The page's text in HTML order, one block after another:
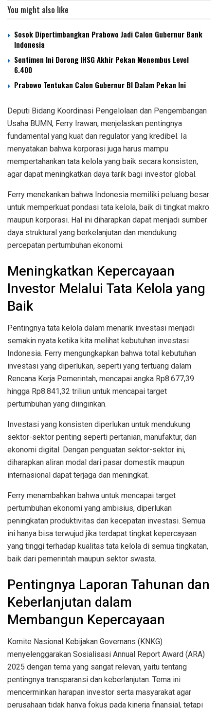
You might also like
Sosok Dipertimbangkan Prabowo Jadi Calon Gubernur Bank
Indonesia
Sentimen Ini Dorong IHSG Akhir Pekan Menembus Level
6.400
Prabowo Tentukan Calon Gubernur BI Dalam Pekan Ini
Deputi Bidang Koordinasi Pengelolaan dan Pengembangan
Usaha BUMN, Ferry Irawan, menjelaskan pentingnya
fundamental yang kuat dan regulator yang kredibel. Ia
menyatakan bahwa korporasi juga harus mampu
mempertahankan tata kelola yang baik secara konsisten,
agar dapat meningkatkan daya tarik bagi investor global.
Ferry menekankan bahwa Indonesia memiliki peluang besar
untuk memperkuat pondasi tata kelola, baik di tingkat makro
maupun korporasi. Hal ini diharapkan dapat menjadi sumber
daya struktural yang berkelanjutan dan mendukung
percepatan pertumbuhan ekonomi.
Meningkatkan Kepercayaan
Investor Melalui Tata Kelola yang
Baik
Pentingnya tata kelola dalam menarik investasi menjadi
semakin nyata ketika kita melihat kebutuhan investasi
Indonesia. Ferry mengungkapkan bahwa total kebutuhan
investasi yang diperlukan, seperti yang tertuang dalam
Rencana Kerja Pemerintah, mencapai angka Rp8.677,39
hingga Rp8.841,32 triliun untuk mencapai target
pertumbuhan yang diinginkan.
Investasi yang konsisten diperlukan untuk mendukung
sektor-sektor penting seperti pertanian, manufaktur, dan
ekonomi digital. Dengan penguatan sektor-sektor ini,
diharapkan aliran modal dari pasar domestik maupun
internasional dapat terjaga dan meningkat.
Ferry menambahkan bahwa untuk mencapai target
pertumbuhan ekonomi yang ambisius, diperlukan
peningkatan produktivitas dan kecepatan investasi. Semua
ini hanya bisa terwujud jika terdapat tingkat kepercayaan
yang tinggi terhadap kualitas tata kelola di semua tingkatan,
baik dari pemerintah maupun sektor swasta.
Pentingnya Laporan Tahunan dan
Keberlanjutan dalam
Membangun Kepercayaan
Komite Nasional Kebijakan Governans (KNKG)
menyelenggarakan Sosialisasi Annual Report Award (ARA)
2025 dengan tema yang sangat relevan, yaitu tentang
pentingnya transparansi dan keberlanjutan. Tema ini
mencerminkan harapan investor serta masyarakat agar
perusahaan tidak hanya fokus pada kinerja finansial, tetapi